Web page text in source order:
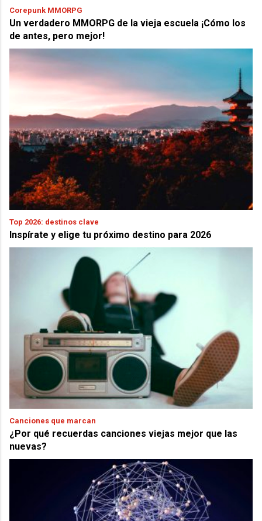
Corepunk MMORPG
Un verdadero MMORPG de la vieja escuela ¡Cómo los
de antes, pero mejor!
Top 2026: destinos clave
Inspírate y elige tu próximo destino para 2026
Canciones que marcan
¿Por qué recuerdas canciones viejas mejor que las
nuevas?